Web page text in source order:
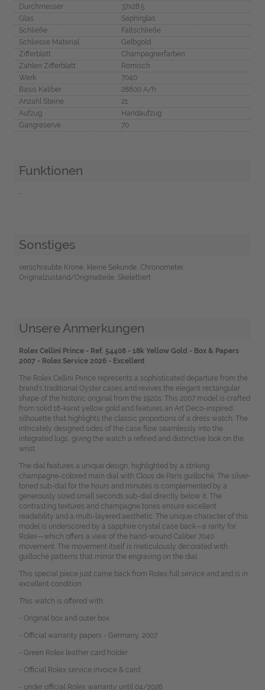
Durchmesser
37x28.5
Glas
Saphirglas
Schließe
Faltschließe
Schliesse Material
Gelbgold
Zifferblatt
Champagnerfarben
Zahlen Zifferblatt
Römisch
Werk
7040
Basis Kaliber
28800 A/h
Anzahl Steine
21
Aufzug
Handaufzug
Gangreserve
70
Funktionen
-
Sonstiges
verschraubte Krone, kleine Sekunde, Chronometer,
Originalzustand/Originalteile, Skelettiert
Unsere Anmerkungen
Rolex Cellini Prince - Ref. 54408 - 18k Yellow Gold - Box & Papers
2007 - Rolex Service 2026 - Excellent
The Rolex Cellini Prince represents a sophisticated departure from the
brand’s traditional Oyster cases and revives the elegant rectangular
shape of the historic original from the 1920s. This 2007 model is crafted
from solid 18-karat yellow gold and features an Art Deco-inspired
silhouette that highlights the classic proportions of a dress watch. The
intricately designed sides of the case flow seamlessly into the
integrated lugs, giving the watch a refined and distinctive look on the
wrist.
The dial features a unique design, highlighted by a striking
champagne-colored main dial with Clous de Paris guilloché. The silver-
toned sub-dial for the hours and minutes is complemented by a
generously sized small seconds sub-dial directly below it. The
contrasting textures and champagne tones ensure excellent
readability and a multi-layered aesthetic. The unique character of this
model is underscored by a sapphire crystal case back—a rarity for
Rolex—which offers a view of the hand-wound Caliber 7040
movement. The movement itself is meticulously decorated with
guilloché patterns that mirror the engraving on the dial.
This special piece just came back from Rolex full service and and is in
excellent condition
This watch is offered with:
- Original box and outer box
- Official warranty papers - Germany, 2007
- Green Rolex leather card holder
- Official Rolex service invoice & card
- under official Rolex warranty until 04/2026